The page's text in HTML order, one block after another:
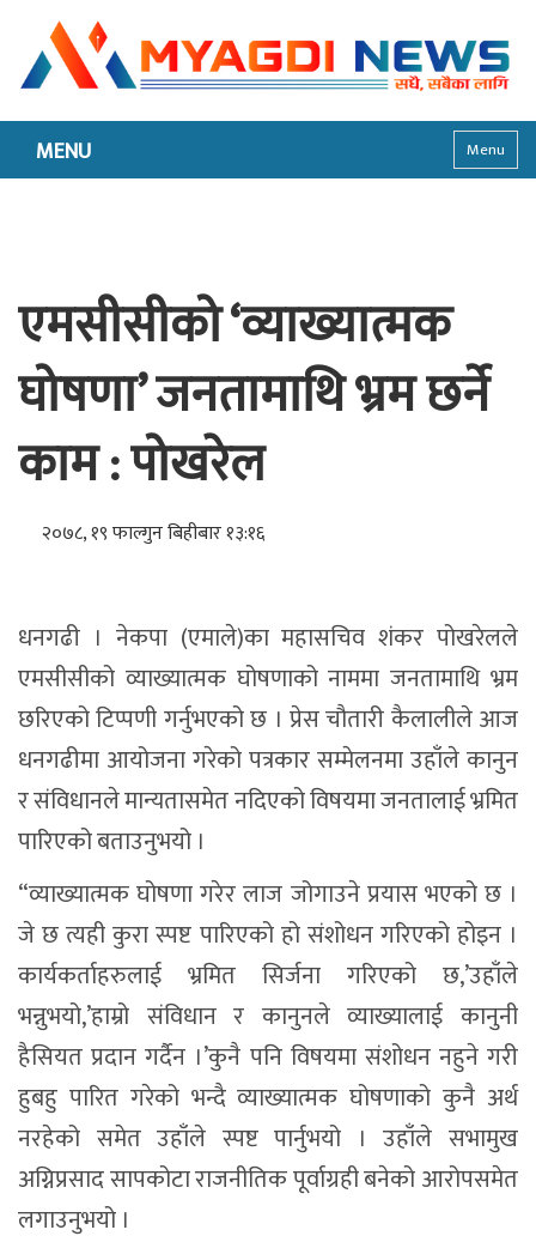
MENU Menu
एमसीसीको ‘व्याख्यात्मक
घोषणा’ जनतामाथि भ्रम छर्ने
काम : पोखरेल
२०७८, १९ फाल्गुन बिहीबार १३:१६
धनगढी । नेकपा (एमाले)का महासचिव शंकर पोखरेलले
एमसीसीको व्याख्यात्मक घोषणाको नाममा जनतामाथि भ्रम
छरिएको टिप्पणी गर्नुभएको छ । प्रेस चौतारी कैलालीले आज
धनगढीमा आयोजना गरेको पत्रकार सम्मेलनमा उहाँले कानुन
र संविधानले मान्यतासमेत नदिएको विषयमा जनतालाई भ्रमित
पारिएको बताउनुभयो ।
“व्याख्यात्मक घोषणा गरेर लाज जोगाउने प्रयास भएको छ ।
जे छ त्यही कुरा स्पष्ट पारिएको हो संशोधन गरिएको होइन ।
कार्यकर्ताहरुलाई भ्रमित सिर्जना गरिएको छ,’उहाँले
भन्नुभयो,’हाम्रो संविधान र कानुनले व्याख्यालाई कानुनी
हैसियत प्रदान गर्दैन ।’कुनै पनि विषयमा संशोधन नहुने गरी
हुबहु पारित गरेको भन्दै व्याख्यात्मक घोषणाको कुनै अर्थ
नरहेको समेत उहाँले स्पष्ट पार्नुभयो । उहाँले सभामुख
अग्निप्रसाद सापकोटा राजनीतिक पूर्वाग्रही बनेको आरोपसमेत
लगाउनुभयो ।